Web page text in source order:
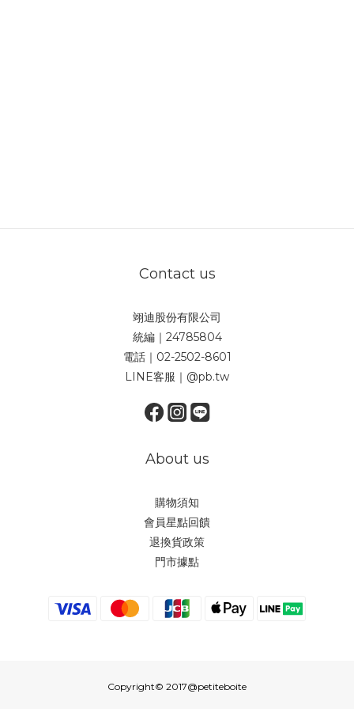
Contact us
翊迪股份有限公司
統編｜24785804
電話｜02-2502-8601
LINE客服｜@pb.tw
About us
購物須知
會員星點回饋
退換貨政策
門市據點
Copyright© 2017@petiteboite